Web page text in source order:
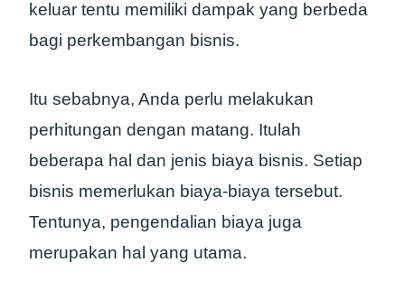
keluar tentu memiliki dampak yang berbeda
bagi perkembangan bisnis.
Itu sebabnya, Anda perlu melakukan
perhitungan dengan matang. Itulah
beberapa hal dan jenis biaya bisnis. Setiap
bisnis memerlukan biaya-biaya tersebut.
Tentunya, pengendalian biaya juga
merupakan hal yang utama.